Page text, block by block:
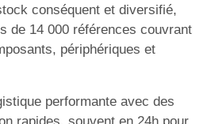
conséquent et diversifié,
de 14 000 références couvrant
périphériques et
performante avec des